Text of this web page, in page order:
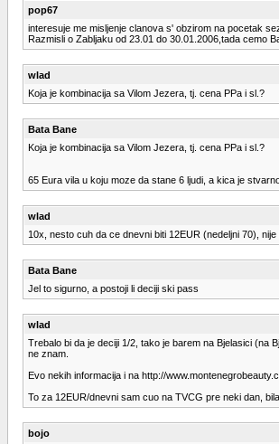
pop67
interesuje me misljenje clanova s' obzirom na pocetak
Razmisli o Zabljaku od 23.01 do 30.01.2006,tada cemo
wlad
Koja je kombinacija sa Vilom Jezera, tj. cena PPa i sl.?
Bata Bane
Koja je kombinacija sa Vilom Jezera, tj. cena PPa i sl.?
65 Eura vila u koju moze da stane 6 ljudi, a kica je
wlad
10x, nesto cuh da ce dnevni biti 12EUR (nedeljni 70),
Bata Bane
Jel to sigurno, a postoji li deciji ski pass
wlad
Trebalo bi da je deciji 1/2, tako je barem na Bjelasici (na
ne znam.
Evo nekih informacija i na http://
To za 12EUR/dnevni sam cuo na TVCG pre neki dan,
bojo